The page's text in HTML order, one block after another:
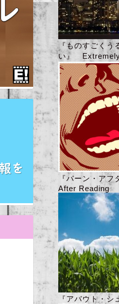
『ものすごく
い』
『バーン・ア
After Reading
『アバウト・